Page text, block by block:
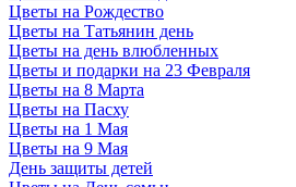
Цветы на Рождество
Цветы на Татьянин день
Цветы на день влюбленных
Цветы и подарки на 23 Февраля
Цветы на 8 Марта
Цветы на Пасху
Цветы на 1 Мая
Цветы на 9 Мая
День защиты детей